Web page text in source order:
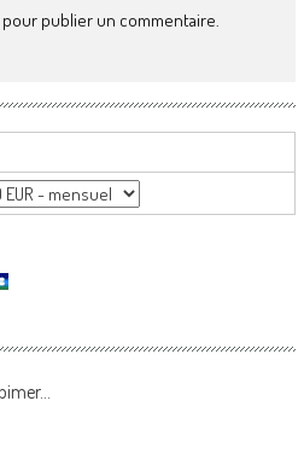
publier un commentaire.